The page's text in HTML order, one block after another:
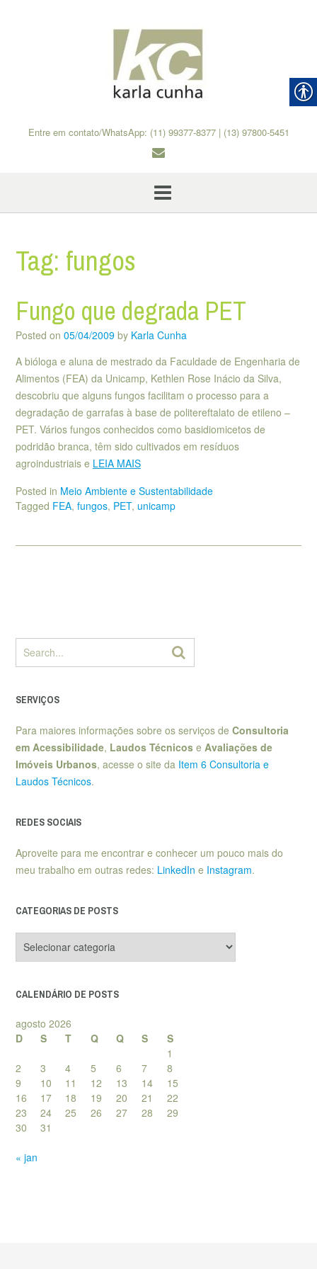
Entre em contato/WhatsApp: (11) 99377-8377 | (13) 97800-5451
Tag: fungos
Fungo que degrada PET
Posted on 05/04/2009 by Karla Cunha
A bióloga e aluna de mestrado da Faculdade de Engenharia de
Alimentos (FEA) da Unicamp, Kethlen Rose Inácio da Silva,
descobriu que alguns fungos facilitam o processo para a
degradação de garrafas à base de politereftalato de etileno –
PET. Vários fungos conhecidos como basidiomicetos de
podridão branca, têm sido cultivados em resíduos
agroindustriais e LEIA MAIS
Posted in Meio Ambiente e Sustentabilidade
Tagged FEA, fungos, PET, unicamp
SERVIÇOS
Para maiores informações sobre os serviços de Consultoria
em Acessibilidade, Laudos Técnicos e Avaliações de
Imóveis Urbanos, acesse o site da Item 6 Consultoria e
Laudos Técnicos.
REDES SOCIAIS
Aproveite para me encontrar e conhecer um pouco mais do
meu trabalho em outras redes: LinkedIn e Instagram.
CATEGORIAS DE POSTS
de
CALENDÁRIO DE POSTS
agosto 2026
D
S T Q Q S
S
1
2
3 4 5 6 7
8
9
10 11 12 13 14
15
16
17 18 19 20 21
22
23
24 25 26 27 28
29
30
31
« jan